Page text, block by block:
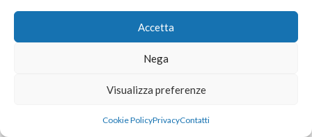
Accetta
Nega
Visualizza preferenze
Cookie PolicyPrivacyContatti